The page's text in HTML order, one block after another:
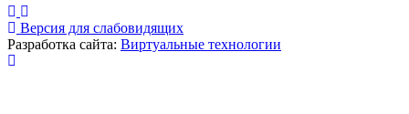
Версия для слабовидящих
Разработка сайта: Виртуальные технологии